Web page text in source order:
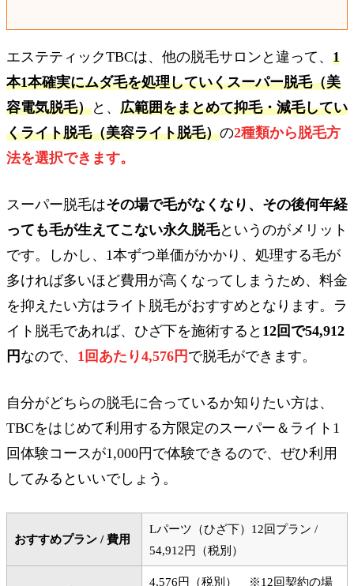
エステティックTBCは、他の脱毛サロンと違って、 1
本1本確実にムダ毛を処理していくスーパー脱毛（美
容電気脱毛）と、 広範囲をまとめて抑毛・減毛してい
くライト脱毛（美容ライト脱毛）の2種類から脱毛方
法を選択できます。
スーパー脱毛はその場で毛がなくなり、その後何年経
っても毛が生えてこない永久脱毛というのがメリット
です。しかし、1本ずつ単価がかかり、処理する毛が
多ければ多いほど費用が高くなってしまうため、料金
を抑えたい方はライト脱毛がおすすめとなります。ラ
イト脱毛であれば、ひざ下を施術すると 12回で54,912
円 なので、 1回あたり4,576円 で脱毛ができます。
自分がどちらの脱毛に合っているか知りたい方は、
TBCをはじめて利用する方限定のスーパー＆ライト1
回体験コースが1,000円で体験できるので、ぜひ利用
してみるといいでしょう。
おすすめプラン / 費用
Lパーツ（ひざ下）12回プラン /
54,912円（税別）
4,576円（税別） ※12回契約の場